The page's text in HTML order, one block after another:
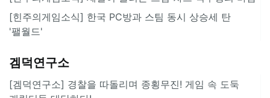
[힌주의게임소식] 한국 PC방과 스팀 동시 상승세 탄
'팰월드'
겜덕연구소
[겜덕연구소] 경찰을 따돌리며 종횡무진! 게임 속 도둑